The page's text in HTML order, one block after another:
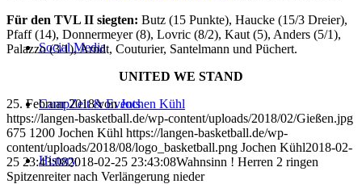
Social Media
CampZeit & Events
History
Für den TVL II siegten: Butz (15 Punkte), Haucke (15/3 Dreier),
Pfaff (14), Donnermeyer (8), Lovric (8/2), Kaut (5), Anders (5/1),
Palazzo (3/1), Arndt, Couturier, Santelmann und Püchert.
UNITED WE STAND
25. Februar 2018/vonJochen Kühl
https://langen-basketball.de/wp-content/uploads/2018/02/Gießen.jpg
675 1200 Jochen Kühl https://langen-basketball.de/wp-
content/uploads/2018/08/logo_basketball.png Jochen Kühl2018-02-
25 23:43:082018-02-25 23:43:08Wahnsinn ! Herren 2 ringen
Spitzenreiter nach Verlängerung nieder